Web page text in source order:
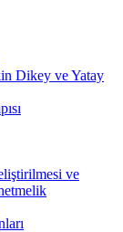
Dikey ve Yatay
ve